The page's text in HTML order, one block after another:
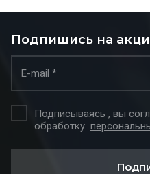
Подпишись на
Подписываясь , вы
обработку